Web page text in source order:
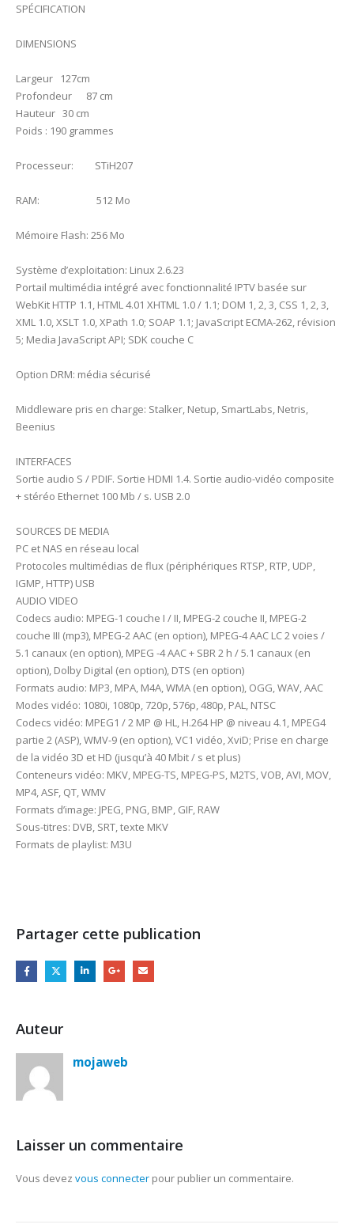
SPÉCIFICATION
DIMENSIONS
Largeur 127cm
Profondeur 87 cm
Hauteur 30 cm
Poids : 190 grammes
Processeur: STiH207
RAM: 512 Mo
Mémoire Flash: 256 Mo
Système d’exploitation: Linux 2.6.23
Portail multimédia intégré avec fonctionnalité IPTV basée sur
WebKit HTTP 1.1, HTML 4.01 XHTML 1.0 / 1.1; DOM 1, 2, 3, CSS 1, 2, 3,
XML 1.0, XSLT 1.0, XPath 1.0; SOAP 1.1; JavaScript ECMA-262, révision
5; Media JavaScript API; SDK couche C
Option DRM: média sécurisé
Middleware pris en charge: Stalker, Netup, SmartLabs, Netris,
Beenius
INTERFACES
Sortie audio S / PDIF. Sortie HDMI 1.4. Sortie audio-vidéo composite
+ stéréo Ethernet 100 Mb / s. USB 2.0
SOURCES DE MEDIA
PC et NAS en réseau local
Protocoles multimédias de flux (périphériques RTSP, RTP, UDP,
IGMP, HTTP) USB
AUDIO VIDEO
Codecs audio: MPEG-1 couche I / II, MPEG-2 couche II, MPEG-2
couche III (mp3), MPEG-2 AAC (en option), MPEG-4 AAC LC 2 voies /
5.1 canaux (en option), MPEG -4 AAC + SBR 2 h / 5.1 canaux (en
option), Dolby Digital (en option), DTS (en option)
Formats audio: MP3, MPA, M4A, WMA (en option), OGG, WAV, AAC
Modes vidéo: 1080i, 1080p, 720p, 576p, 480р, PAL, NTSC
Codecs vidéo: MPEG1 / 2 MP @ HL, H.264 HP @ niveau 4.1, MPEG4
partie 2 (ASP), WMV-9 (en option), VC1 vidéo, XviD; Prise en charge
de la vidéo 3D et HD (jusqu’à 40 Mbit / s et plus)
Conteneurs vidéo: MKV, MPEG-TS, MPEG-PS, M2TS, VOB, AVI, MOV,
MP4, ASF, QT, WMV
Formats d’image: JPEG, PNG, BMP, GIF, RAW
Sous-titres: DVB, SRT, texte MKV
Formats de playlist: M3U
Partager cette publication
Auteur
mojaweb
Laisser un commentaire
Vous devez vous connecter pour publier un commentaire.